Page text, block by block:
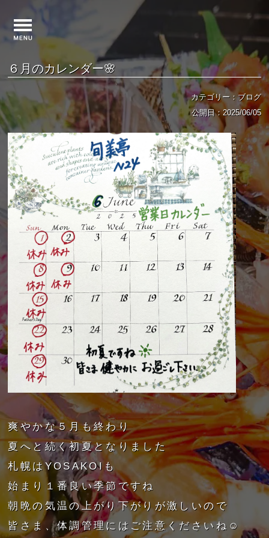
６月のカレンダー🌸
カテゴリー：ブログ
公開日：2025/06/05
爽やかな５月も終わり
夏へと続く初夏となりました
札幌はYOSAKOIも
始まり１番良い季節ですね
朝晩の気温の上がり下がりが激しいので
皆さま、体調管理にはご注意くださいね☺️